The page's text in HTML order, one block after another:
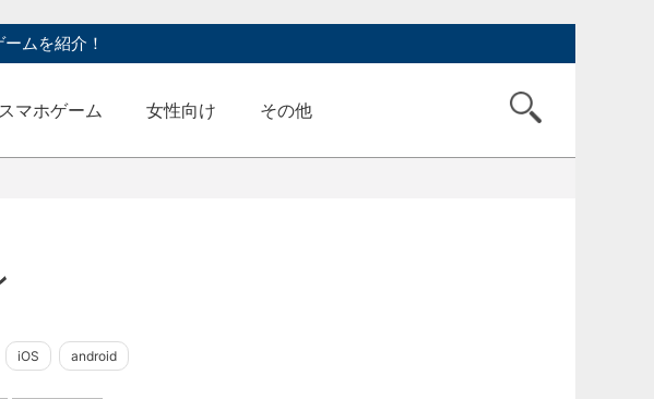
ムを紹介！
スマホゲーム 女性向け その他
iOS android